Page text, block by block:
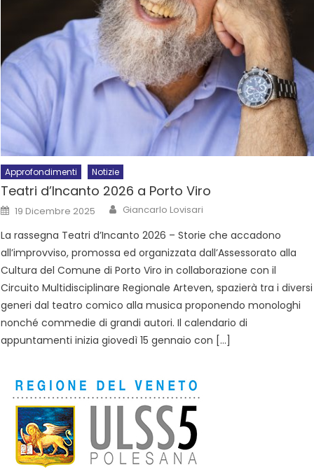
Approfondimenti Notizie
Teatri d’Incanto 2026 a Porto Viro
19 Dicembre 2025 Giancarlo Lovisari
La rassegna Teatri d’Incanto 2026 – Storie che accadono
all’improvviso, promossa ed organizzata dall’Assessorato alla
Cultura del Comune di Porto Viro in collaborazione con il
Circuito Multidisciplinare Regionale Arteven, spazierà tra i diversi
generi dal teatro comico alla musica proponendo monologhi
nonché commedie di grandi autori. Il calendario di
appuntamenti inizia giovedì 15 gennaio con […]